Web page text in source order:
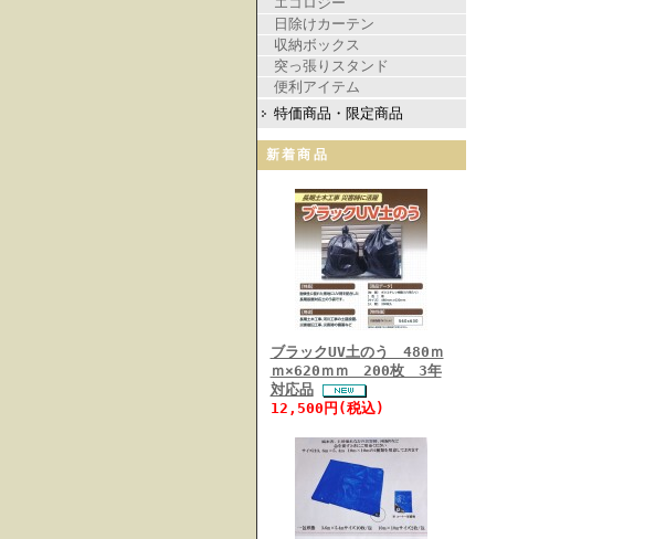
日除けカーテン
収納ボックス
突っ張りスタンド
便利アイテム
特価商品・限定商品
新着商品
ブラックUV土のう 480ｍ
ｍ×620ｍｍ 200枚 3年
対応品
12,500円(税込)